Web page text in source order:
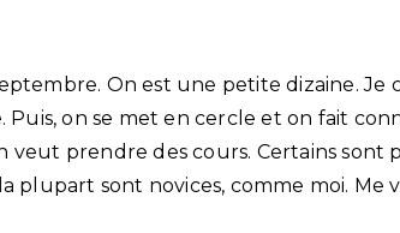
On est une petite dizaine. Je
on se met en cercle et on fait
prendre des cours. Certains sont
plupart sont novices, comme moi. Me